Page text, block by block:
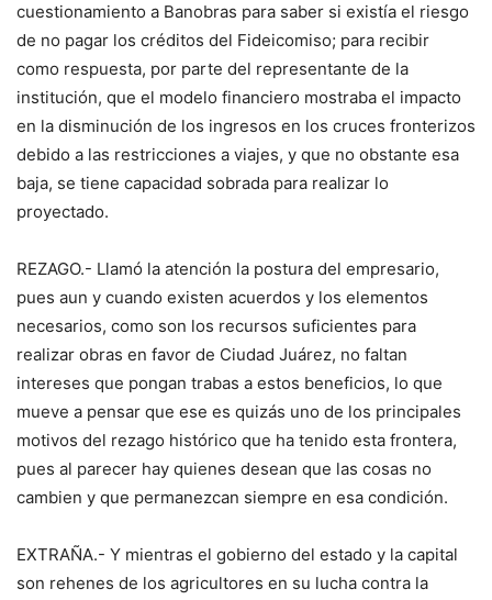
cuestionamiento a Banobras para saber si existía el riesgo
de no pagar los créditos del Fideicomiso; para recibir
como respuesta, por parte del representante de la
institución, que el modelo financiero mostraba el impacto
en la disminución de los ingresos en los cruces fronterizos
debido a las restricciones a viajes, y que no obstante esa
baja, se tiene capacidad sobrada para realizar lo
proyectado.
REZAGO.- Llamó la atención la postura del empresario,
pues aun y cuando existen acuerdos y los elementos
necesarios, como son los recursos suficientes para
realizar obras en favor de Ciudad Juárez, no faltan
intereses que pongan trabas a estos beneficios, lo que
mueve a pensar que ese es quizás uno de los principales
motivos del rezago histórico que ha tenido esta frontera,
pues al parecer hay quienes desean que las cosas no
cambien y que permanezcan siempre en esa condición.
EXTRAÑA.- Y mientras el gobierno del estado y la capital
son rehenes de los agricultores en su lucha contra la